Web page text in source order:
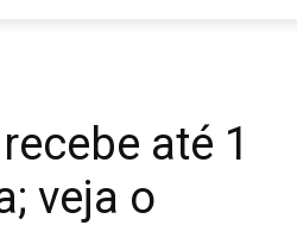
até 1
veja o